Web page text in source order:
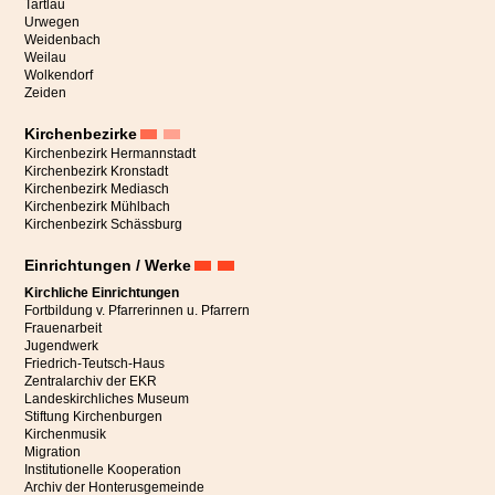
„Endlich sind die Engel an ihrem Platz,“
Katharina Schmidt in ihrer Rede in der Bergkirche Mitte Juli in
Hetzeldorf anlässlich eines feierlichen Gottesdienstes zur Fertigstellung
dieses besonderen Projekts.
Die Kirche auf dem Hetzeldorfer Friedhof wurde dank zahlreicher Spenden in
den Jahren 2021 bis 2023 umfassend renoviert und danach feierlich wieder
Tartlau
Urwegen
Weidenbach
Weilau
Wolkendorf
Zeiden
Kirchenbezirke
Kirchenbezirk Hermannstadt
Kirchenbezirk Kronstadt
Kirchenbezirk Mediasch
Kirchenbezirk Mühlbach
Kirchenbezirk Schässburg
Einrichtungen / Werke
Kirchliche Einrichtungen
Fortbildung v. Pfarrerinnen u. Pfarrern
Frauenarbeit
Jugendwerk
Friedrich-Teutsch-Haus
Zentralarchiv der EKR
Landeskirchliches Museum
Stiftung Kirchenburgen
Kirchenmusik
Migration
Institutionelle Kooperation
Archiv der Honterusgemeinde